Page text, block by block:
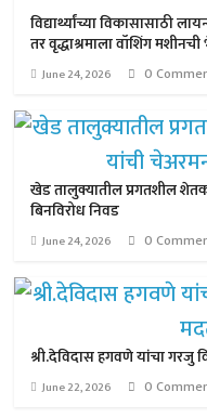
विद्यार्थ्यांच्या विकासासाठी
तर वृद्धाश्रमाला वॉशिंग
June 24, 2026 0
खेड तालुक्यातील प्रगतशील
बिनविरोध निवड
June 24, 2026 0
श्री.देविदास हगवणे यांचा गरजु
June 22, 2026 0